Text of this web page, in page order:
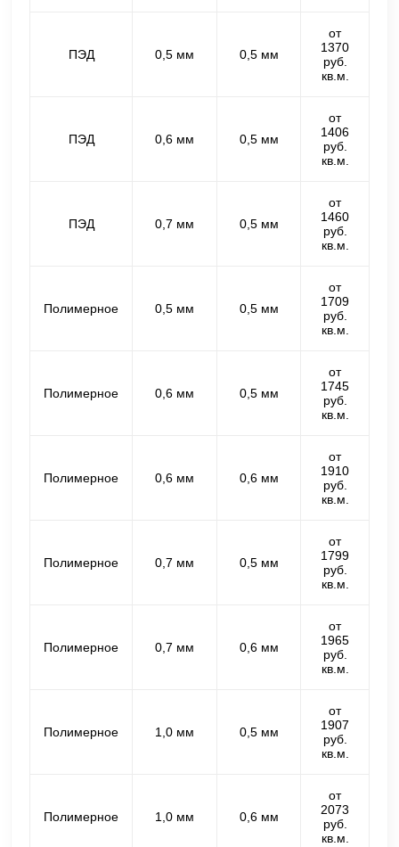
ПЭД 0,5 мм 0,5 мм
от
1370
руб.
кв.м.
ПЭД 0,6 мм 0,5 мм
от
1406
руб.
кв.м.
ПЭД 0,7 мм 0,5 мм
от
1460
руб.
кв.м.
Полимерное 0,5 мм 0,5 мм
от
1709
руб.
кв.м.
Полимерное 0,6 мм 0,5 мм
от
1745
руб.
кв.м.
Полимерное 0,6 мм 0,6 мм
от
1910
руб.
кв.м.
Полимерное 0,7 мм 0,5 мм
от
1799
руб.
кв.м.
Полимерное 0,7 мм 0,6 мм
от
1965
руб.
кв.м.
Полимерное 1,0 мм 0,5 мм
от
1907
руб.
кв.м.
Полимерное 1,0 мм 0,6 мм
от
2073
руб.
кв.м.